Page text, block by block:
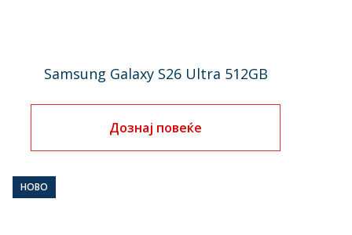
Samsung Galaxy S26 Ultra 512GB
Дознај повеќе
НОВО